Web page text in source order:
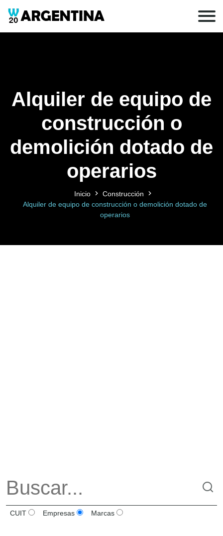
Alquiler de equipo de
construcción o
demolición dotado de
operarios
Inicio
Construcción
Alquiler de equipo de construcción o demolición dotado de
operarios
CUIT Empresas Marcas